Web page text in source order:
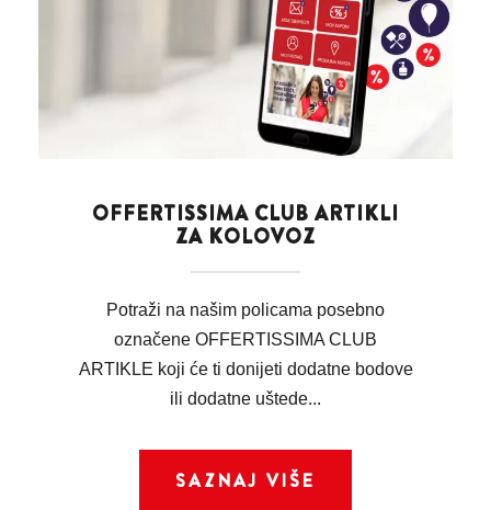
OFFERTISSIMA CLUB ARTIKLI
ZA KOLOVOZ
Potraži na našim policama posebno
označene OFFERTISSIMA CLUB
ARTIKLE koji će ti donijeti dodatne bodove
ili dodatne uštede...
SAZNAJ VIŠE